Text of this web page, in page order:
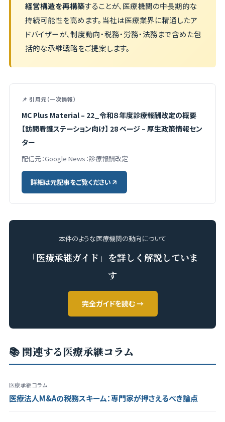
経営構造を再構築することが、医療機関の中長期的な
持続可能性を高めます。当社は医療業界に精通したア
ドバイザーが、制度動向・税務・労務・法務まで含めた包
括的な承継戦略をご提案します。
📌 引用元（一次情報）
MC Plus Material – 22_令和８年度診療報酬改定の概要
【訪問看護ステーション向け】 28 ページ – 厚生政策情報セン
ター
配信元：Google News：診療報酬改定
詳細は元記事をご覧ください
本件のような医療機関の動向について
「医療承継ガイド」を詳しく解説していま
す
完全ガイドを読む →
📚 関連する医療承継コラム
医療承継コラム
医療法人M&Aの税務スキーム：専門家が押さえるべき論点